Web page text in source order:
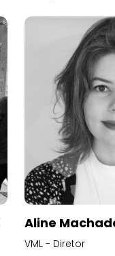
Aline
VML - Diretor